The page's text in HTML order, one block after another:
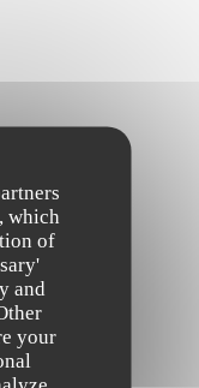
which
of
and
your